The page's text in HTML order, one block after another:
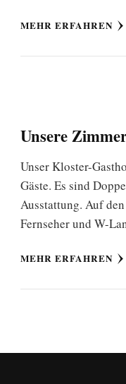
MEHR ERFAHREN
Unsere
Unser Kloster-
Gäste. Es sind
Ausstattung. Auf
Fernseher und W-
MEHR ERFAHREN